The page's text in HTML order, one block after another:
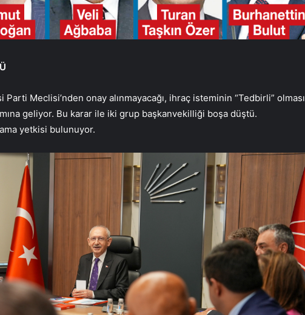
Parti Meclisi’nden onay alınmayacağı, ihraç isteminin “Tedbirli” olması
geliyor. Bu karar ile iki grup başkanvekilliği boşa düştü.
yetkisi bulunuyor.